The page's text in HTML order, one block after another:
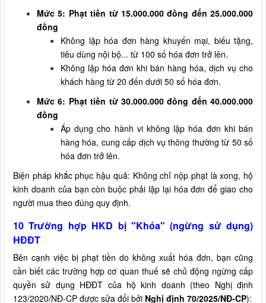
Mức 5: Phạt tiền từ 15.000.000 đồng đến 25.000.000
đồng
Không lập hóa đơn hàng khuyến mại, biếu tặng,
tiêu dùng nội bộ... từ 100 số hóa đơn trở lên.
Không lập hóa đơn khi bán hàng hóa, dịch vụ cho
khách hàng từ 20 đến dưới 50 số hóa đơn.
Mức 6: Phạt tiền từ 30.000.000 đồng đến 40.000.000
đồng
Áp dụng cho hành vi không lập hóa đơn khi bán
hàng hóa, cung cấp dịch vụ thông thường từ 50 số
hóa đơn trở lên.
Biện pháp khắc phục hậu quả: Không chỉ nộp phạt là xong, hộ
kinh doanh của bạn còn buộc phải lập lại hóa đơn để giao cho
người mua theo đúng quy định.
10 Trường hợp HKD bị "Khóa" (ngừng sử dụng)
HĐĐT
Bên cạnh việc bị phạt tiền do không xuất hóa đơn, bạn cũng
cần biết các trường hợp cơ quan thuế sẽ chủ động ngừng cấp
quyền sử dụng HĐĐT của hộ kinh doanh (theo Nghị định
123/2020/NĐ-CP được sửa đổi bởi Nghị định 70/2025/NĐ-CP):